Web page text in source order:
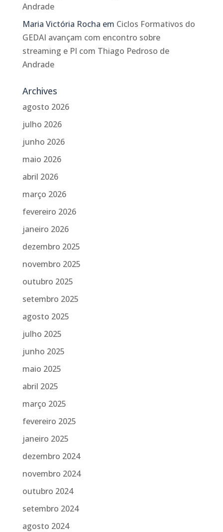
Andrade
Maria Victória Rocha em Ciclos Formativos do
GEDAI avançam com encontro sobre
streaming e PI com Thiago Pedroso de
Andrade
Archives
agosto 2026
julho 2026
junho 2026
maio 2026
abril 2026
março 2026
fevereiro 2026
janeiro 2026
dezembro 2025
novembro 2025
outubro 2025
setembro 2025
agosto 2025
julho 2025
junho 2025
maio 2025
abril 2025
março 2025
fevereiro 2025
janeiro 2025
dezembro 2024
novembro 2024
outubro 2024
setembro 2024
agosto 2024